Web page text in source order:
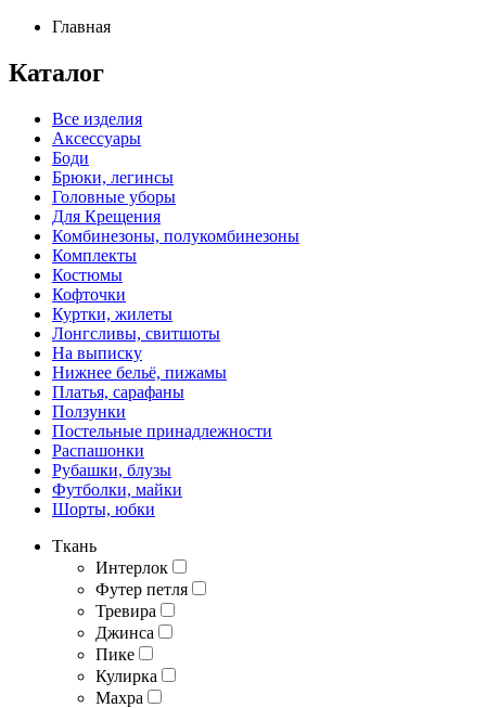
Главная
Каталог
Все изделия
Аксесcуары
Боди
Брюки, легинсы
Головные уборы
Для Крещения
Комбинезоны, полукомбинезоны
Комплекты
Костюмы
Кофточки
Куртки, жилеты
Лонгсливы, свитшоты
На выписку
Нижнее бельё, пижамы
Платья, сарафаны
Ползунки
Постельные принадлежности
Распашонки
Рубашки, блузы
Футболки, майки
Шорты, юбки
Ткань
Интерлок
Футер петля
Тревира
Джинса
Пике
Кулирка
Махра